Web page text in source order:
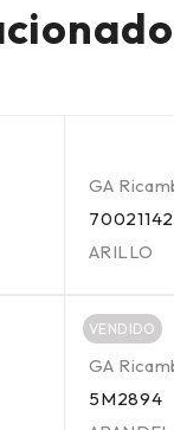
GA
ARILLO
VENDIDO
GA
5M2894